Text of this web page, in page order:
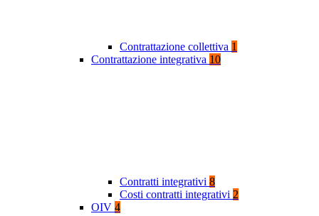
Contrattazione collettiva 1
Contrattazione integrativa 10
Contratti integrativi 8
Costi contratti integrativi 2
OIV 4